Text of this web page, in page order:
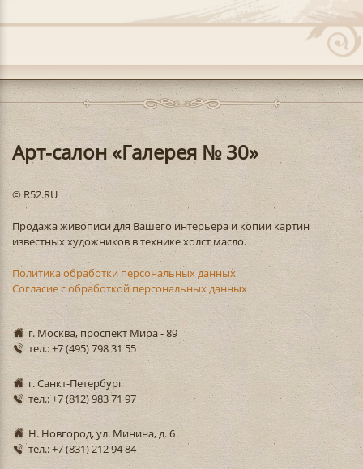
Арт-салон «Галерея № 30»
© R52.RU
Продажа живописи для Вашего интерьера и копии картин
известных художников в технике холст масло.
Политика обработки персональных данных
Согласие с обработкой персональных данных
г. Москва, проспект Мира - 89
тел.: +7 (495) 798 31 55
г. Санкт-Петербург
тел.: +7 (812) 983 71 97
Н. Новгород, ул. Минина, д. 6
тел.: +7 (831) 212 94 84